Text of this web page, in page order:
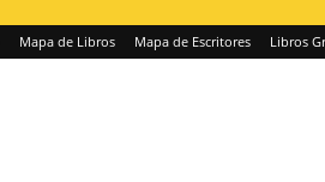
Mapa de Libros Mapa de Escritores Libros